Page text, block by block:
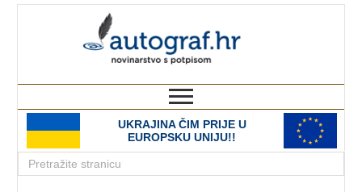
UKRAJINA ČIM PRIJE U
EUROPSKU UNIJU!!